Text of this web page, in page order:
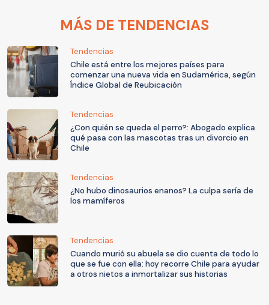
MÁS DE TENDENCIAS
Tendencias
Chile está entre los mejores países para
comenzar una nueva vida en Sudamérica, según
Índice Global de Reubicación
Tendencias
¿Con quién se queda el perro?: Abogado explica
qué pasa con las mascotas tras un divorcio en
Chile
Tendencias
¿No hubo dinosaurios enanos? La culpa sería de
los mamíferos
Tendencias
Cuando murió su abuela se dio cuenta de todo lo
que se fue con ella: hoy recorre Chile para ayudar
a otros nietos a inmortalizar sus historias